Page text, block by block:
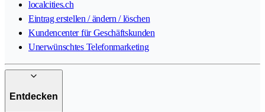
localcities.ch
Eintrag erstellen / ändern / löschen
Kundencenter für Geschäftskunden
Unerwünschtes Telefonmarketing
Entdecken